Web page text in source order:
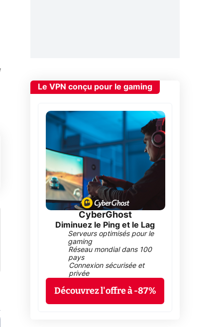
Le VPN conçu pour le gaming
CyberGhost
Diminuez le Ping et le Lag
Serveurs optimisés pour le
gaming
Réseau mondial dans 100
pays
Connexion sécurisée et
privée
Découvrez l'offre à -87%